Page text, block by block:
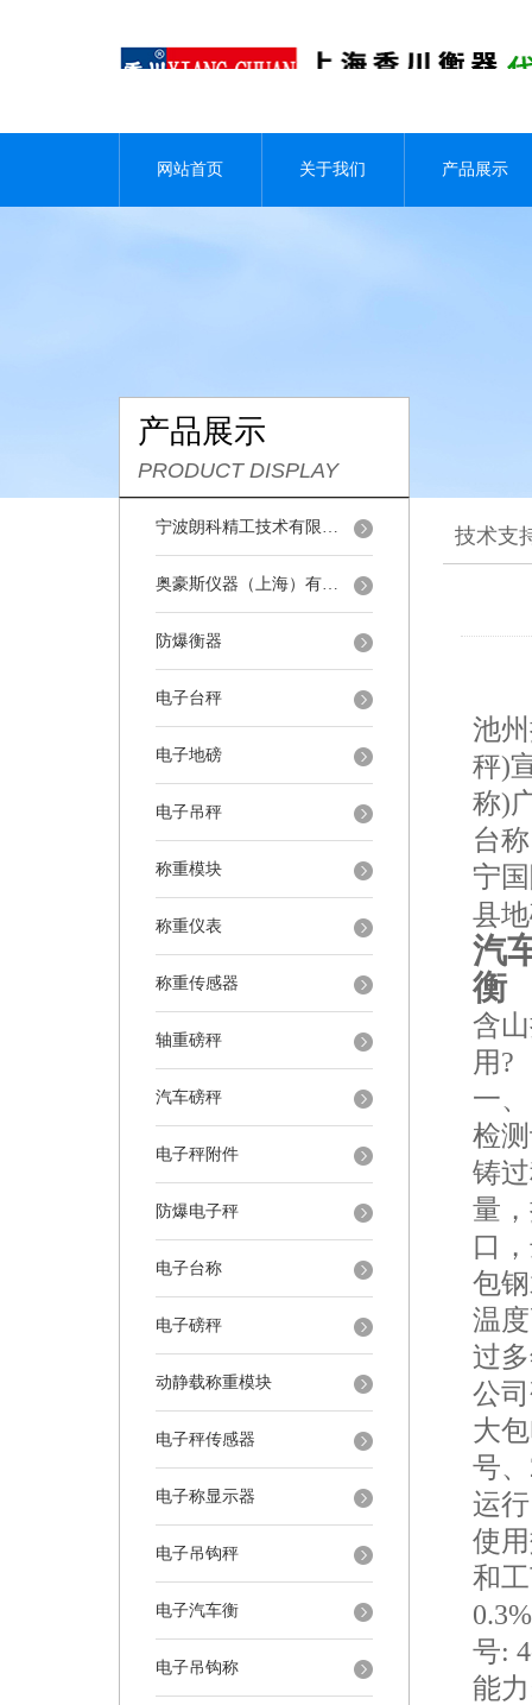
网站首页 关于我们 产品展示
产品展示
PRODUCT DISPLAY
宁波朗科精工技术有限公司
奥豪斯仪器（上海）有限公司
防爆衡器
电子台秤
电子地磅
电子吊秤
称重模块
称重仪表
称重传感器
轴重磅秤
汽车磅秤
电子秤附件
防爆电子秤
电子台称
电子磅秤
动静载称重模块
电子秤传感器
电子称显示器
电子吊钩秤
电子汽车衡
电子吊钩称
技术支
池
秤)
称)
台称
宁
县
汽
衡
含
用?
一
检
铸
量
口
包
温
过
公
大
号
运
使
和
号:
能